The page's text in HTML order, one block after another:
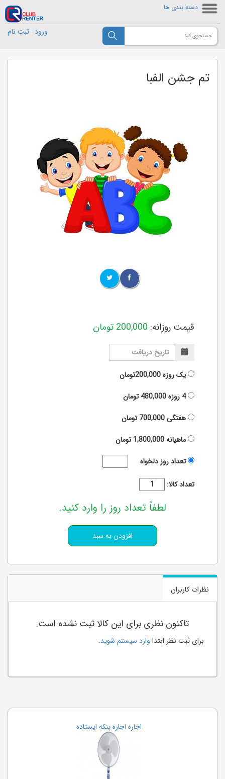
دسته بندی ها
ورود ثبت نام
تم جشن الفبا
قیمت روزانه: 200,000 تومان
یک روزه200,000تومان
4 روزه
480,000تومان
هفتگی700,000تومان
ماهیانه1,800,000تومان
تعداد روز دلخواه
تعداد کالا:
لطفاً تعداد روز را وارد کنید.
نظرات کاربران
تاکنون نظری برای این کالا ثبت نشده است.
برای ثبت نظر ابتدا وارد سیستم شوید.
اجاره اجاره پنکه ایستاده